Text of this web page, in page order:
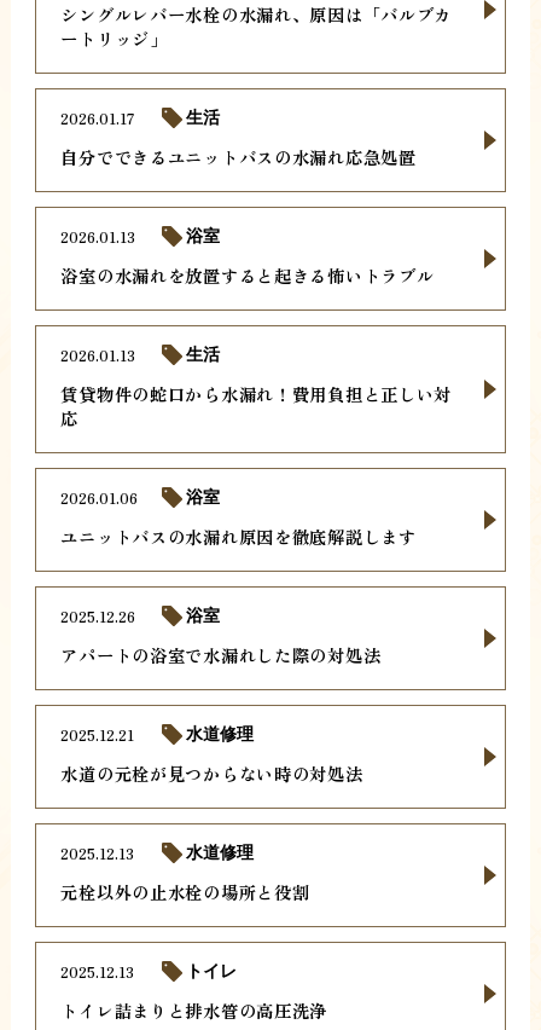
シングルレバー水栓の水漏れ、原因は「バルブカ
ートリッジ」
自分でできるユニットバスの水漏れ応急処置
2026.01.17 生活
浴室の水漏れを放置すると起きる怖いトラブル
2026.01.13 浴室
賃貸物件の蛇口から水漏れ！費用負担と正しい対
応
2026.01.13 生活
ユニットバスの水漏れ原因を徹底解説します
2026.01.06 浴室
アパートの浴室で水漏れした際の対処法
2025.12.26 浴室
水道の元栓が見つからない時の対処法
2025.12.21 水道修理
元栓以外の止水栓の場所と役割
2025.12.13 水道修理
トイレ詰まりと排水管の高圧洗浄
2025.12.13 トイレ